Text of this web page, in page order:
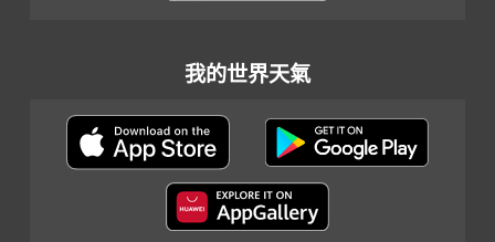
我的世界天氣